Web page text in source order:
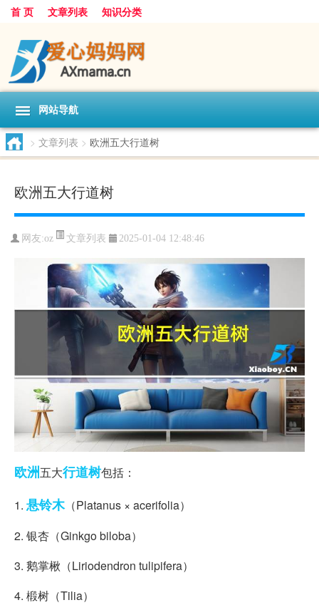
首 页 文章列表 知识分类
网站导航
> 文章列表 > 欧洲五大行道树
欧洲五大行道树
网友:oz 文章列表 2025-01-04 12:48:46
欧洲五大行道树包括：
1. 悬铃木（Platanus × acerifolia）
2. 银杏（Ginkgo biloba）
3. 鹅掌楸（Liriodendron tulipifera）
4. 椴树（Tilia）